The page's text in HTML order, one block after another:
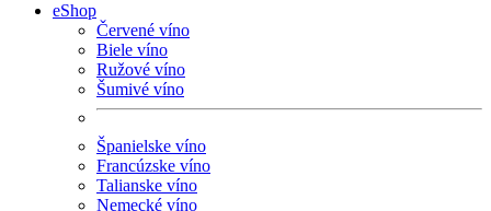
eShop
Červené víno
Biele víno
Ružové víno
Šumivé víno
Španielske víno
Francúzske víno
Talianske víno
Nemecké víno